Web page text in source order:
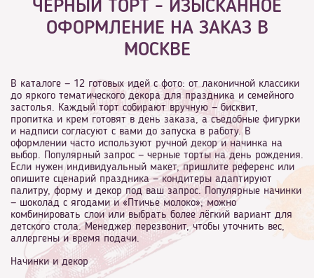
ЧЕРНЫЙ ТОРТ - ИЗЫСКАННОЕ
ОФОРМЛЕНИЕ НА ЗАКАЗ В
МОСКВЕ
В каталоге — 12 готовых идей с фото: от лаконичной классики
до яркого тематического декора для праздника и семейного
застолья. Каждый торт собирают вручную — бисквит,
пропитка и крем готовят в день заказа, а съедобные фигурки
и надписи согласуют с вами до запуска в работу. В
оформлении часто используют ручной декор и начинка на
выбор. Популярный запрос — черные торты на день рождения.
Если нужен индивидуальный макет, пришлите референс или
опишите сценарий праздника — кондитеры адаптируют
палитру, форму и декор под ваш запрос. Популярные начинки
— шоколад с ягодами и «Птичье молоко»; можно
комбинировать слои или выбрать более лёгкий вариант для
детского стола. Менеджер перезвонит, чтобы уточнить вес,
аллергены и время подачи.
Начинки и декор